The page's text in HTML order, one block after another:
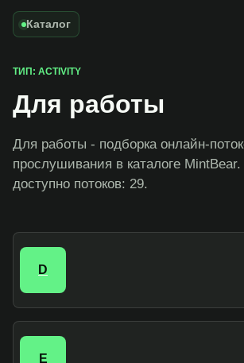
Каталог
ТИП: ACTIVITY
Для работы
Для работы - подборка онлайн-
прослушивания в каталоге
доступно потоков: 29.
D
E